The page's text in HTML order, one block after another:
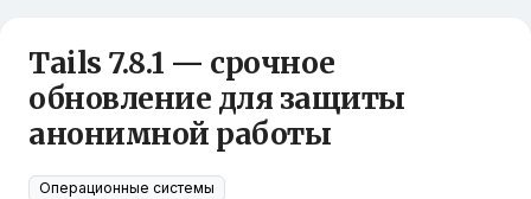
Tails 7.8.1 — срочное
обновление для защиты
анонимной работы
Операционные системы